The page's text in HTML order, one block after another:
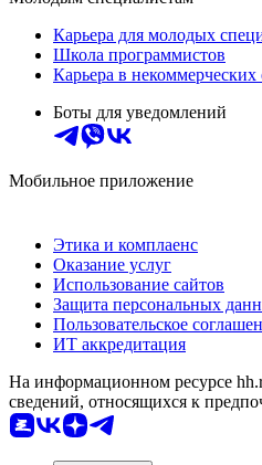
Карьера для молодых
Школа программистов
Карьера в некоммерческих
Боты для уведомлений
Мобильное приложение
Этика и комплаенс
Оказание услуг
Использование сайтов
Защита персональных
Пользовательское
ИТ аккредитация
На информационном ресурсе
сведений, относящихся к